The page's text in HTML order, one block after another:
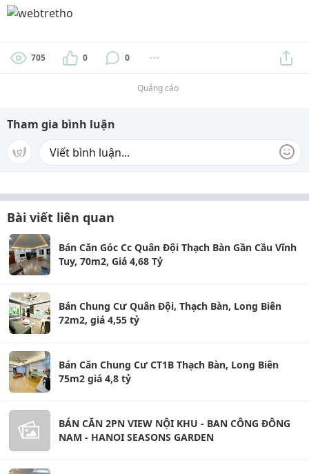
705 0 0
Quảng cáo
Tham gia bình luận
Bài viết liên quan
Bán Căn Góc Cc Quân Đội Thạch Bàn Gần Cầu Vĩnh
Tuy, 70m2, Giá 4,68 Tỷ
Bán Chung Cư Quân Đội, Thạch Bàn, Long Biên
72m2, giá 4,55 tỷ
Bán Căn Chung Cư CT1B Thạch Bàn, Long Biên
75m2 giá 4,8 tỷ
BÁN CĂN 2PN VIEW NỘI KHU - BAN CÔNG ĐÔNG
NAM - HANOI SEASONS GARDEN